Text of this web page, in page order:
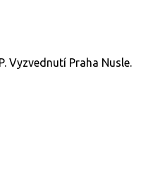
Vyzvednutí Praha Nusle.